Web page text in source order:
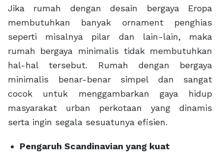
Jika rumah dengan desain bergaya Eropa
membutuhkan banyak ornament penghias
seperti misalnya pilar dan lain-lain, maka
rumah bergaya minimalis tidak membutuhkan
hal-hal tersebut. Rumah dengan bergaya
minimalis benar-benar simpel dan sangat
cocok untuk menggambarkan gaya hidup
masyarakat urban perkotaan yang dinamis
serta ingin segala sesuatunya efisien.
Pengaruh Scandinavian yang kuat